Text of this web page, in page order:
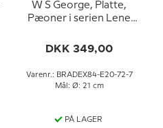
W S George, Platte,
Pæoner i serien Lene
DKK 349,00
Varenr.: BRADEX84-E20-72-7
Mål: Ø: 21 cm
PÅ LAGER